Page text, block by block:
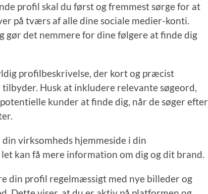
profil skal du først og fremmest sørge for at
på tværs af alle dine sociale medier-konti.
gør det nemmere for dine følgere at finde dig
profilbeskrivelse, der kort og præcist
Husk at inkludere relevante søgeord,
kunder at finde dig, når de søger efter
virksomheds hjemmeside i din
kan få mere information om dig og dit brand.
din profil regelmæssigt med nye billeder og